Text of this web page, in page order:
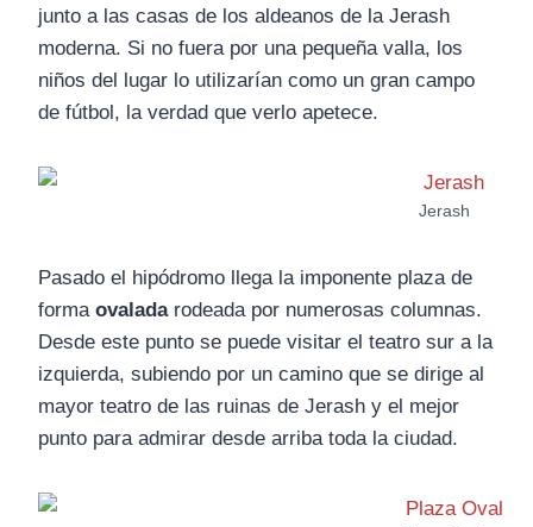
junto a las casas de los aldeanos de la Jerash
moderna. Si no fuera por una pequeña valla, los
niños del lugar lo utilizarían como un gran campo
de fútbol, la verdad que verlo apetece.
Jerash
Pasado el hipódromo llega la imponente plaza de
forma ovaladarodeada por numerosas columnas.
Desde este punto se puede visitar el teatro sur a la
izquierda, subiendo por un camino que se dirige al
mayor teatro de las ruinas de Jerash y el mejor
punto para admirar desde arriba toda la ciudad.